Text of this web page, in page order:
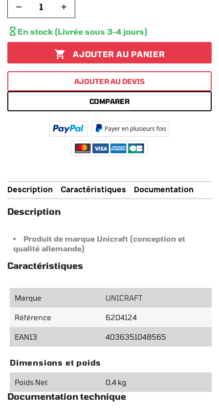
− +
 En stock (Livrée sous 3-4 jours)
 AJOUTER AU PANIER
AJOUTER AU DEVIS
COMPARER
Payer en plusieurs fois
Description Caractéristiques Documentation
Description
Produit de marque Unicraft (conception et
qualité allemande)
Caractéristiques
Marque UNICRAFT
Référence 6204124
EAN13 4036351048565
Dimensions et poids
Poids Net 0.4 kg
Documentation technique